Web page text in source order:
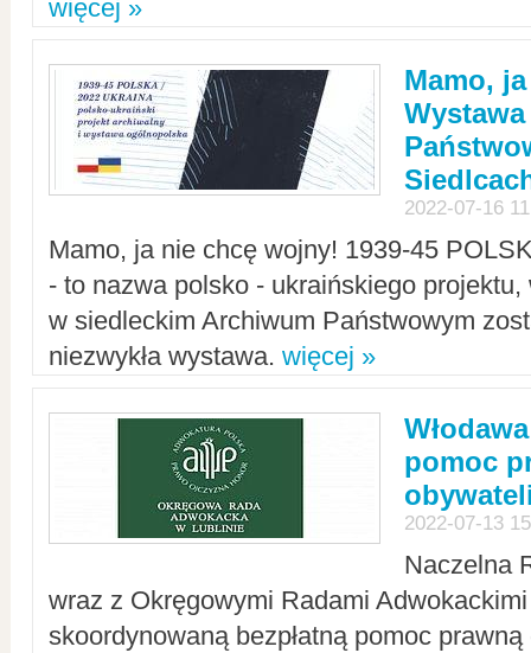
więcej »
Mamo,
2022-07-16
Mamo, ja nie chcę wojny! 1939-45
- to nazwa polsko - ukraińskiego
w siedleckim Archiwum Państwowym
niezwykła wystawa. więcej »
pomoc
2022-07-13
Naczelna
wraz z Okręgowymi Radami Adwokackimi
skoordynowaną bezpłatną pomoc